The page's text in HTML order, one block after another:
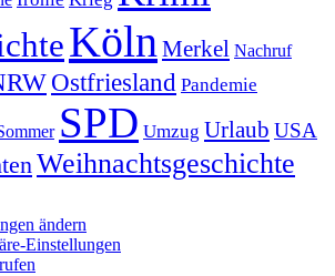
KölnMerkel Nachruf
Ostfriesland Pandemie
SPD Umzug Urlaub USA
Weihnachtsgeschichte
ändern
Einstellungen